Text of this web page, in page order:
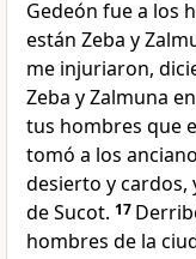
Gedeón fue a los
están Zeba y
me injuriaron,
Zeba y Zalmuna
tus hombres que
tomó a los
desierto y cardos,
de Sucot. 17
hombres de la